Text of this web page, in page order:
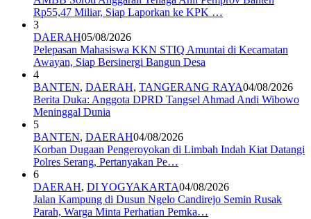
Rp55,47 Miliar, Siap Laporkan ke KPK …
3
DAERAH05/08/2026
Pelepasan Mahasiswa KKN STIQ Amuntai di Kecamatan
Awayan, Siap Bersinergi Bangun Desa
4
BANTEN, DAERAH, TANGERANG RAYA04/08/2026
Berita Duka: Anggota DPRD Tangsel Ahmad Andi Wibowo
Meninggal Dunia
5
BANTEN, DAERAH04/08/2026
Korban Dugaan Pengeroyokan di Limbah Indah Kiat Datangi
Polres Serang, Pertanyakan Pe…
6
DAERAH, DI YOGYAKARTA04/08/2026
Jalan Kampung di Dusun Ngelo Candirejo Semin Rusak
Parah, Warga Minta Perhatian Pemka…